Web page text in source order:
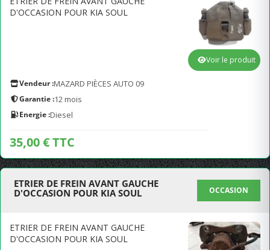
D'OCCASION POUR KIA SOUL
Vendeur :MAZARD PIÈCES AUTO 09
Garantie :12 mois
Energie :Diesel
35,00 € TTC
Voir le produit
ETRIER DE FREIN AVANT GAUCHE
D'OCCASION POUR KIA SOUL
OCCASION
ETRIER DE FREIN AVANT GAUCHE
D'OCCASION POUR KIA SOUL